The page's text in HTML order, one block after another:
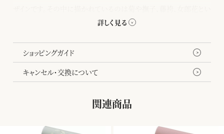
った秋の草花。シルバー地と淡彩でまとめた品の良い色合いと、几
ます。ショッピングガイド
キャンセル・交換について
関連商品